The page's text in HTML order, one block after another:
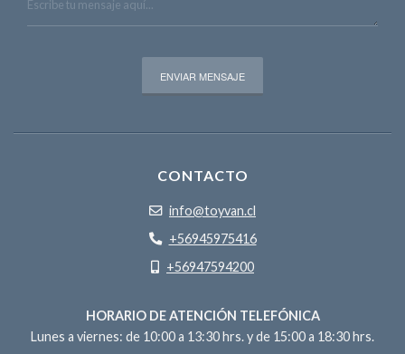
CONTACTO
info@toyvan.cl
+56945975416
+56947594200
HORARIO DE ATENCIÓN TELEFÓNICA
Lunes a viernes: de 10:00 a 13:30 hrs. y de 15:00 a 18:30 hrs.